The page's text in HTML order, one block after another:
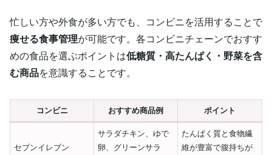
忙しい方や外食が多い方でも、コンビニを活用することで
痩せる食事管理が可能です。各コンビニチェーンでおすす
めの食品を選ぶポイントは低糖質・高たんぱく・野菜を含
む商品を意識することです。
コンビニ おすすめ商品例 ポイント
セブンイレブン
サラダチキン、ゆで
卵、グリーンサラ
たんぱく質と食物繊
維が豊富で腹持ちが